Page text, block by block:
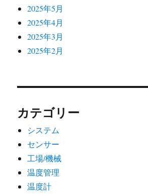
2025年5月
2025年4月
2025年3月
2025年2月
カテゴリー
システム
センサー
工場/機械
温度管理
温度計